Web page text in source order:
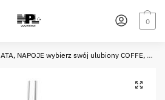
0
wybierz swój ulubiony COFFE, TEA, DRINKS choose your favourite one